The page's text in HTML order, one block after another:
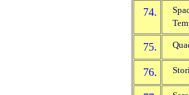
74.
75.
76.